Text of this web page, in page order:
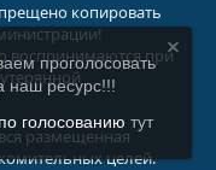
копировать
воспринимаются при
размещенная
целей.
проголосовать
наш ресурс!!!
голосованию тут